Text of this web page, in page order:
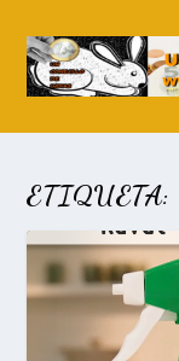
ETIQUETA: